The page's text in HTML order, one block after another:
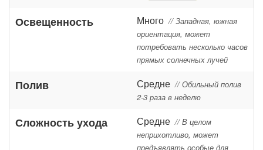
Освещенность Много // Западная, южная
ориентация, может
потребовать несколько часов
прямых солнечных лучей
Полив Средне // Обильный полив
2-3 раза в неделю
Сложность ухода Средне // В целом
неприхотливо, может
предъявлять особые для